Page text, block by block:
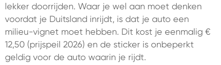
lekker doorrijden. Waar je wel aan moet denken
voordat je Duitsland inrijdt, is dat je auto een
milieu-vignet moet hebben. Dit kost je eenmalig €
12,50 (prijspeil 2026) en de sticker is onbeperkt
geldig voor de auto waarin je rijdt.